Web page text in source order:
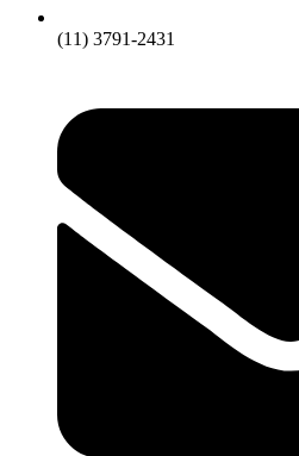
(11) 3791-2431